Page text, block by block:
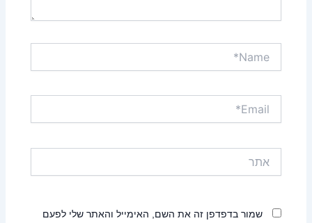
שמור בדפדפן זה את השם, האימייל והאתר שלי לפעם